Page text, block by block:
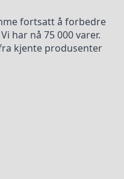
fortsatt å forbedre
har nå 75 000 varer.
kjente produsenter